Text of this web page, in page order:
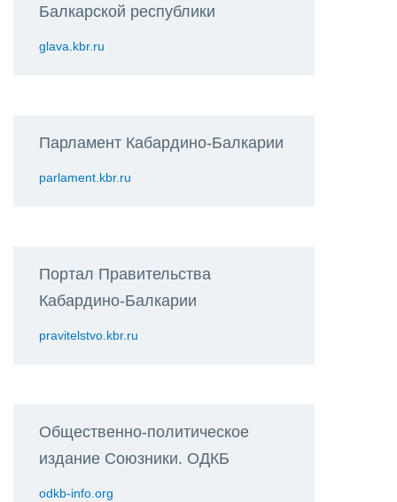
Балкарской республики
glava.kbr.ru
Парламент Кабардино-Балкарии
parlament.kbr.ru
Портал Правительства
Кабардино-Балкарии
pravitelstvo.kbr.ru
Общественно-политическое
издание Союзники. ОДКБ
odkb-info.org